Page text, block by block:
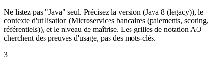
Ne listez pas "Java" seul. Précisez la version (Java 8 (legacy)), le
contexte d'utilisation (Microservices bancaires (paiements, scoring,
référentiels)), et le niveau de maîtrise. Les grilles de notation AO
cherchent des preuves d'usage, pas des mots-clés.
3